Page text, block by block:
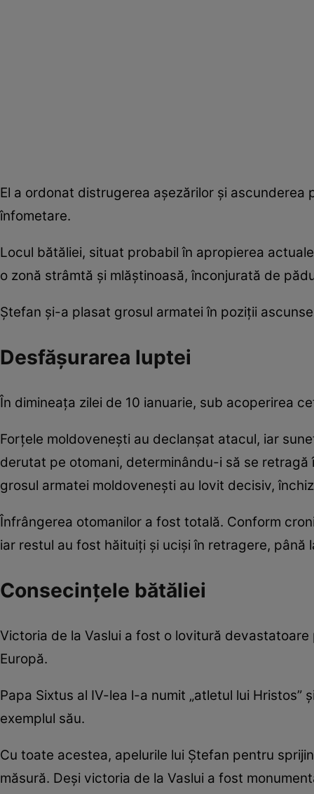
El a ordonat distrugerea așezărilor și
înfometare.
Locul bătăliei, situat probabil în apropierea
o zonă strâmtă și mlăștinoasă, înconjurată de
Ștefan și-a plasat grosul armatei în poziții
Desfășurarea luptei
În dimineața zilei de 10 ianuarie, sub acoperirea
Forțele moldovenești au declanșat atacul, iar
derutat pe otomani, determinându-i să se
grosul armatei moldovenești au lovit decisiv,
Înfrângerea otomanilor a fost totală. Conform
iar restul au fost hăituiți și uciși în retragere, până
Consecințele bătăliei
Victoria de la Vaslui a fost o lovitură
Europă.
Papa Sixtus al IV-lea l-a numit „atletul lui Hristos”
exemplul său.
Cu toate acestea, apelurile lui Ștefan pentru
măsură. Deși victoria de la Vaslui a fost